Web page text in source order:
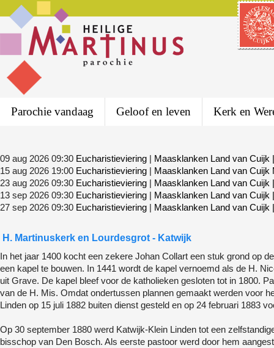
Parochie vandaag Geloof en leven Kerk en
09 aug 2026 09:30 Eucharistieviering | Maasklanken Land van Cuijk |
15 aug 2026 19:00 Eucharistieviering | Maasklanken Land van Cuijk
23 aug 2026 09:30 Eucharistieviering | Maasklanken Land van Cuijk |
13 sep 2026 09:30 Eucharistieviering | Maasklanken Land van Cuijk |
27 sep 2026 09:30 Eucharistieviering | Maasklanken Land van Cuijk |
H. Martinuskerk en Lourdesgrot - Katwijk
In het jaar 1400 kocht een zekere Johan Collart een stuk grond op
een kapel te bouwen. In 1441 wordt de kapel vernoemd als de H.
uit Grave. De kapel bleef voor de katholieken gesloten tot in 1800.
van de H. Mis. Omdat ondertussen plannen gemaakt werden voor
Linden op 15 juli 1882 buiten dienst gesteld en op 24 februari 1883
Op 30 september 1880 werd Katwijk-Klein Linden tot een
bisschop van Den Bosch. Als eerste pastoor werd door hem